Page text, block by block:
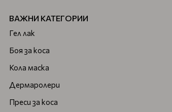
ВАЖНИ КАТЕГОРИИ
Гел лак
Боя за коса
Кола маска
Дермаролери
Преси за коса